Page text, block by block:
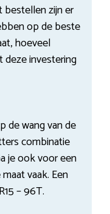
bestellen zijn er
op de beste
hoeveel
deze investering
de wang van de
combinatie
je ook voor een
vaak. Een
– 96T.